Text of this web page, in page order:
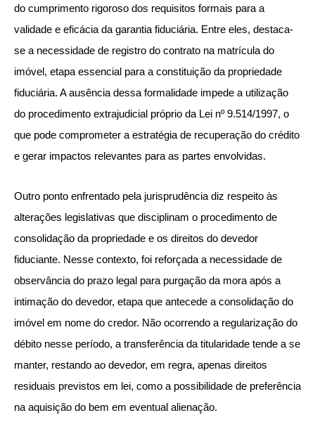
do cumprimento rigoroso dos requisitos formais para a
validade e eficácia da garantia fiduciária. Entre eles, destaca-
se a necessidade de registro do contrato na matrícula do
imóvel, etapa essencial para a constituição da propriedade
fiduciária. A ausência dessa formalidade impede a utilização
do procedimento extrajudicial próprio da Lei nº 9.514/1997, o
que pode comprometer a estratégia de recuperação do crédito
e gerar impactos relevantes para as partes envolvidas.
Outro ponto enfrentado pela jurisprudência diz respeito às
alterações legislativas que disciplinam o procedimento de
consolidação da propriedade e os direitos do devedor
fiduciante. Nesse contexto, foi reforçada a necessidade de
observância do prazo legal para purgação da mora após a
intimação do devedor, etapa que antecede a consolidação do
imóvel em nome do credor. Não ocorrendo a regularização do
débito nesse período, a transferência da titularidade tende a se
manter, restando ao devedor, em regra, apenas direitos
residuais previstos em lei, como a possibilidade de preferência
na aquisição do bem em eventual alienação.